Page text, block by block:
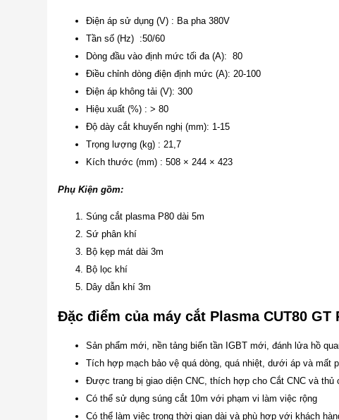
Điện áp sử dụng (V) : Ba pha 380V
Tần số (Hz) :50/60
Dòng đầu vào định mức tối đa (A): 80
Điều chỉnh dòng điện định mức (A): 20-100
Điện áp không tải (V): 300
Hiệu xuất (%) : > 80
Độ dày cắt khuyến nghị (mm): 1-15
Trọng lượng (kg) : 21,7
Kích thước (mm) : 508 × 244 × 423
Phụ Kiện gồm:
Súng cắt plasma P80 dài 5m
Sứ phân khí
Bộ kẹp mát dài 3m
Bộ lọc khí
Dây dẫn khí 3m
Đặc điểm của máy cắt Plasma CUT80 GT
Sản phẩm mới, nền tảng biến tần IGBT mới, đánh lửa hồ
Tích hợp mạch bảo vệ quá dòng, quá nhiệt, dưới áp và mất
Được trang bị giao diện CNC, thích hợp cho Cắt CNC và thủ
Có thể sử dụng súng cắt 10m với phạm vi làm việc rộng
Có thể làm việc trong thời gian dài và phù hợp với khách